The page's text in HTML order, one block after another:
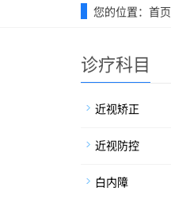
您的位置： 首页
诊疗科目
近视矫正
近视防控
白内障